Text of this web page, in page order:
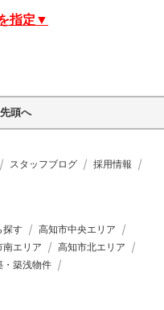
指定▼
頭へ
スタッフブログ
採用情報
探す
高知市中央エリア
南エリア
高知市北エリア
・築浅物件